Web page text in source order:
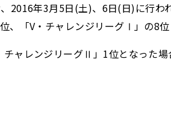
2016年3月5日(土)、6日(日)に行
、「V・チャレンジリーグⅠ」の8
ャレンジリーグⅡ」1位となった